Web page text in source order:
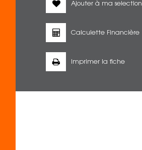
Ajouter à ma selection
Calculette Financière
Imprimer la fiche